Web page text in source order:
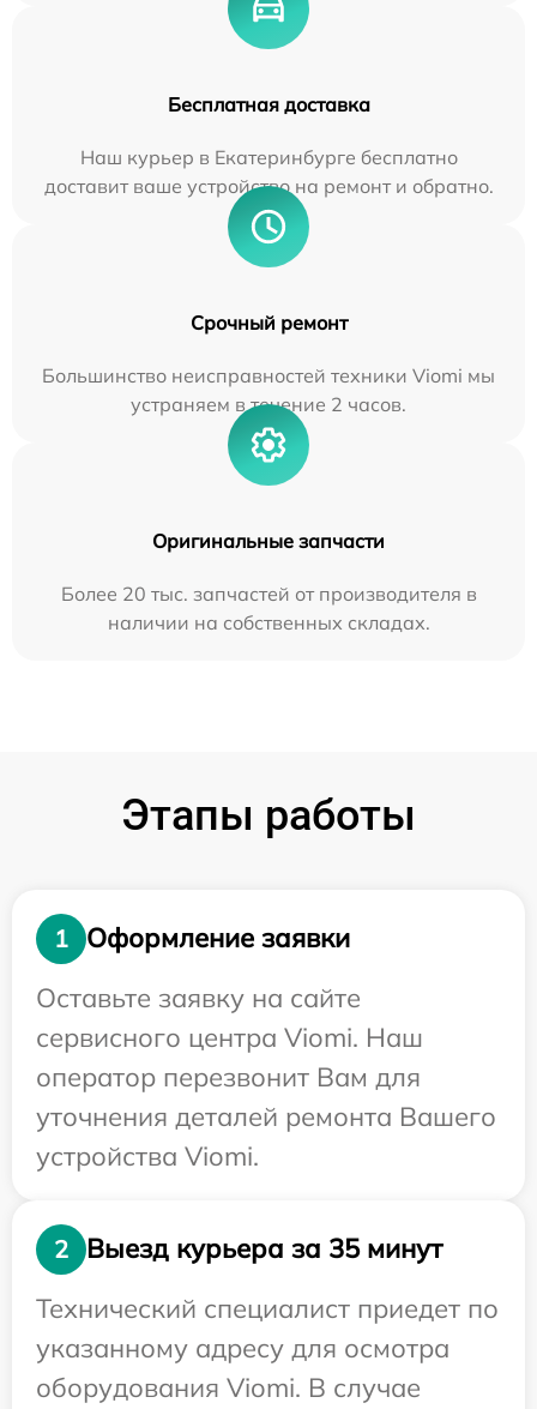
Бесплатная доставка
Наш курьер в Екатеринбурге бесплатно
доставит ваше устройство на ремонт и обратно.
Срочный ремонт
Большинство неисправностей техники Viomi мы
устраняем в течение 2 часов.
Оригинальные запчасти
Более 20 тыс. запчастей от производителя в
наличии на собственных складах.
Этапы работы
1
Оформление заявки
Оставьте заявку на сайте
сервисного центра Viomi. Наш
оператор перезвонит Вам для
уточнения деталей ремонта Вашего
устройства Viomi.
2
Выезд курьера за 35 минут
Технический специалист приедет по
указанному адресу для осмотра
оборудования Viomi. В случае